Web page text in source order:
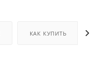
КАК КУПИТЬ